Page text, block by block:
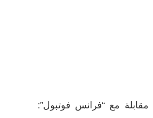
مع “فرانس فوتبول”: